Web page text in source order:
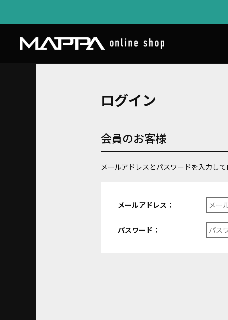
ログイン
会員のお客様
メールアドレスとパスワードを入力して
メールアドレス：
パスワード：